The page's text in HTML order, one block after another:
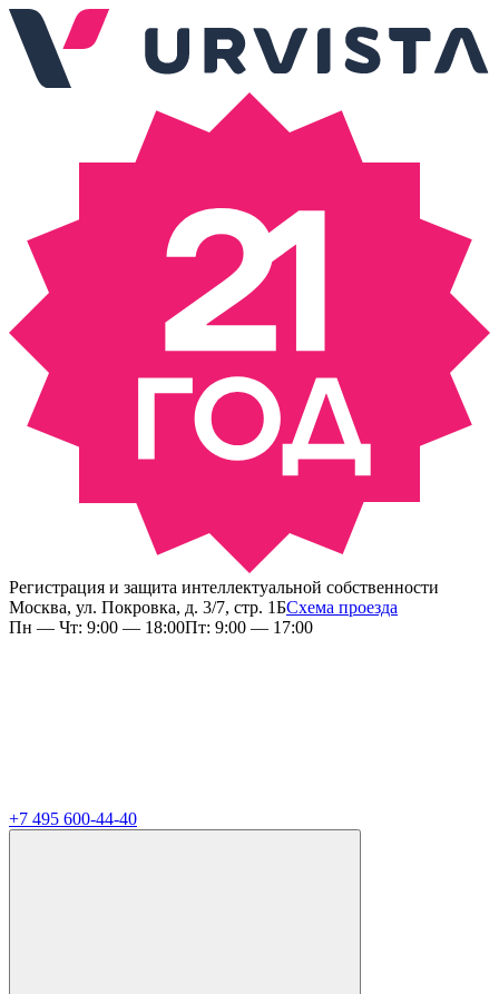
Регистрация и защита интеллектуальной собственности
Москва, ул. Покровка, д. 3/7, стр. 1БСхема проезда
Пн — Чт: 9:00 — 18:00Пт: 9:00 — 17:00
+7 495 600-44-40